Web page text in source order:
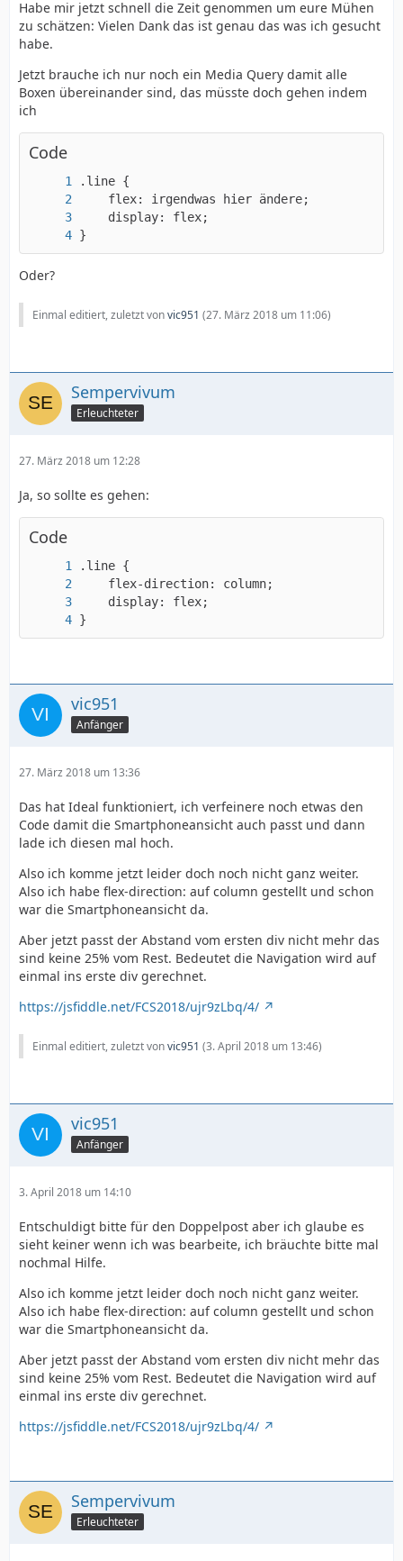
Habe mir jetzt schnell die Zeit genommen um eure Mühen
zu schätzen: Vielen Dank das ist genau das was ich gesucht
habe.
Jetzt brauche ich nur noch ein Media Query damit alle
Boxen übereinander sind, das müsste doch gehen indem
ich
Code
}
Oder?
Einmal editiert, zuletzt vonvic951 (27. März 2018 um 11:06)
Sempervivum
Erleuchteter
27. März 2018 um 12:28
Ja, so sollte es gehen:
Code
}
vic951
Anfänger
27. März 2018 um 13:36
Das hat Ideal funktioniert, ich verfeinere noch etwas den
Code damit die Smartphoneansicht auch passt und dann
lade ich diesen mal hoch.
Also ich komme jetzt leider doch noch nicht ganz weiter.
Also ich habe flex-direction: auf column gestellt und schon
war die Smartphoneansicht da.
Aber jetzt passt der Abstand vom ersten div nicht mehr das
sind keine 25% vom Rest. Bedeutet die Navigation wird auf
einmal ins erste div gerechnet.
https://jsfiddle.net/FCS2018/ujr9zLbq/4/
Einmal editiert, zuletzt vonvic951 (3. April 2018 um 13:46)
vic951
Anfänger
3. April 2018 um 14:10
Entschuldigt bitte für den Doppelpost aber ich glaube es
sieht keiner wenn ich was bearbeite, ich bräuchte bitte mal
nochmal Hilfe.
Also ich komme jetzt leider doch noch nicht ganz weiter.
Also ich habe flex-direction: auf column gestellt und schon
war die Smartphoneansicht da.
Aber jetzt passt der Abstand vom ersten div nicht mehr das
sind keine 25% vom Rest. Bedeutet die Navigation wird auf
einmal ins erste div gerechnet.
https://jsfiddle.net/FCS2018/ujr9zLbq/4/
Sempervivum
Erleuchteter